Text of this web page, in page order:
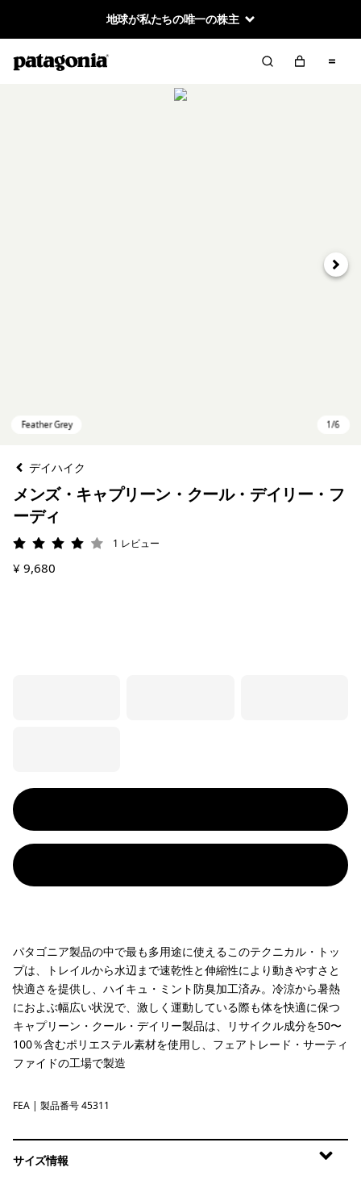
地球が私たちの唯一の株主
次へ
デイハイク
メンズ・キャプリーン・クール・デイリー・フ
ーディ
評価: 4 / 5 1 レビュー
¥ 9,680
パタゴニア製品の中で最も多用途に使えるこのテクニカル・トッ
プは、トレイルから水辺まで速乾性と伸縮性により動きやすさと
快適さを提供し、ハイキュ・ミント防臭加工済み。冷涼から暑熱
におよぶ幅広い状況で、激しく運動している際も体を快適に保つ
キャプリーン・クール・デイリー製品は、リサイクル成分を50〜
100％含むポリエステル素材を使用し、フェアトレード・サーティ
ファイドの工場で製造
Feather Grey
FEA | 製品番号 45311
サイズ情報